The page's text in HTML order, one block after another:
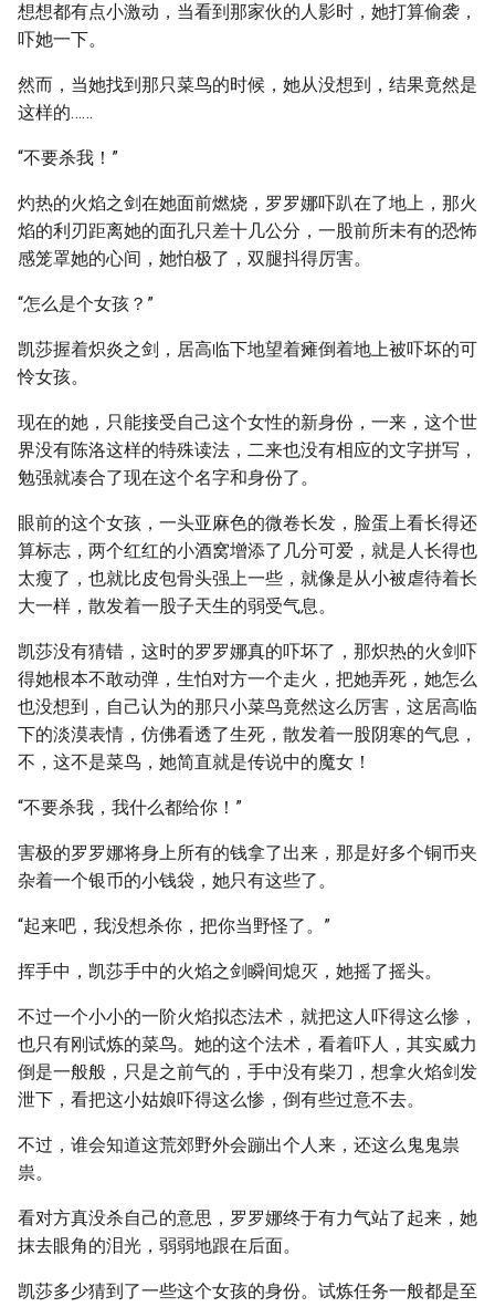
想想都有点小激动，当看到那家伙的人影时，她打算偷袭，
吓她一下。
然而，当她找到那只菜鸟的时候，她从没想到，结果竟然是
这样的……
“不要杀我！”
灼热的火焰之剑在她面前燃烧，罗罗娜吓趴在了地上，那火
焰的利刃距离她的面孔只差十几公分，一股前所未有的恐怖
感笼罩她的心间，她怕极了，双腿抖得厉害。
“怎么是个女孩？”
凯莎握着炽炎之剑，居高临下地望着瘫倒着地上被吓坏的可
怜女孩。
现在的她，只能接受自己这个女性的新身份，一来，这个世
界没有陈洛这样的特殊读法，二来也没有相应的文字拼写，
勉强就凑合了现在这个名字和身份了。
眼前的这个女孩，一头亚麻色的微卷长发，脸蛋上看长得还
算标志，两个红红的小酒窝增添了几分可爱，就是人长得也
太瘦了，也就比皮包骨头强上一些，就像是从小被虐待着长
大一样，散发着一股子天生的弱受气息。
凯莎没有猜错，这时的罗罗娜真的吓坏了，那炽热的火剑吓
得她根本不敢动弹，生怕对方一个走火，把她弄死，她怎么
也没想到，自己认为的那只小菜鸟竟然这么厉害，这居高临
下的淡漠表情，仿佛看透了生死，散发着一股阴寒的气息，
不，这不是菜鸟，她简直就是传说中的魔女！
“不要杀我，我什么都给你！”
害极的罗罗娜将身上所有的钱拿了出来，那是好多个铜币夹
杂着一个银币的小钱袋，她只有这些了。
“起来吧，我没想杀你，把你当野怪了。”
挥手中，凯莎手中的火焰之剑瞬间熄灭，她摇了摇头。
不过一个小小的一阶火焰拟态法术，就把这人吓得这么惨，
也只有刚试炼的菜鸟。她的这个法术，看着吓人，其实威力
倒是一般般，只是之前气的，手中没有柴刀，想拿火焰剑发
泄下，看把这小姑娘吓得这么惨，倒有些过意不去。
不过，谁会知道这荒郊野外会蹦出个人来，还这么鬼鬼祟
祟。
看对方真没杀自己的意思，罗罗娜终于有力气站了起来，她
抹去眼角的泪光，弱弱地跟在后面。
凯莎多少猜到了一些这个女孩的身份。试炼任务一般都是至